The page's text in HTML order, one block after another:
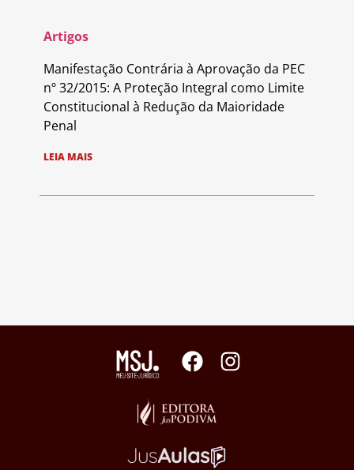
Artigos
Manifestação Contrária à Aprovação da PEC
nº 32/2015: A Proteção Integral como Limite
Constitucional à Redução da Maioridade
Penal
LEIA MAIS